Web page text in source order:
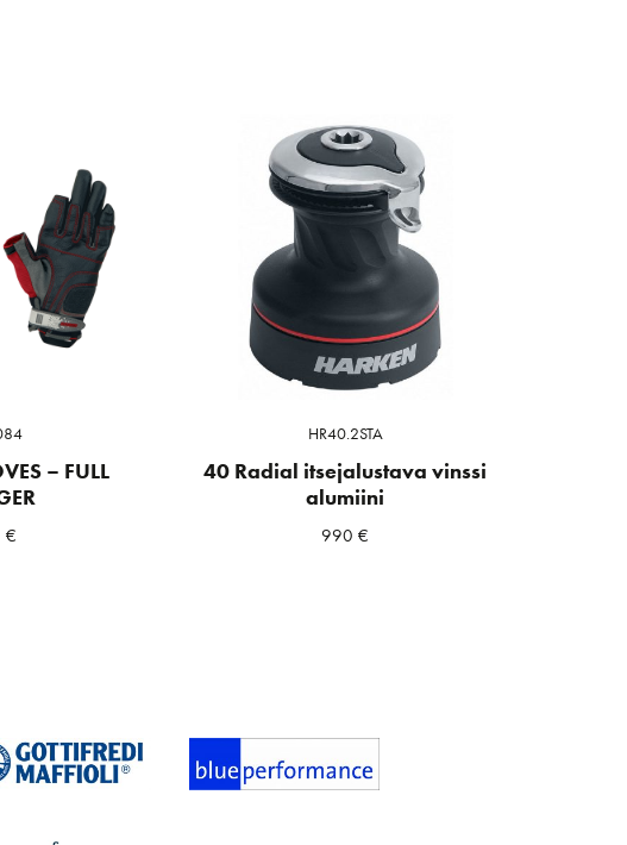
– FULL
€
HR40.2STA
40 Radial itsejalustava vinssi
alumiini
990€